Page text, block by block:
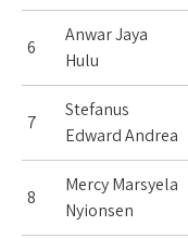
6
Anwar Jaya
Hulu
7
Stefanus
Edward Andrea
8
Mercy Marsyela
Nyionsen